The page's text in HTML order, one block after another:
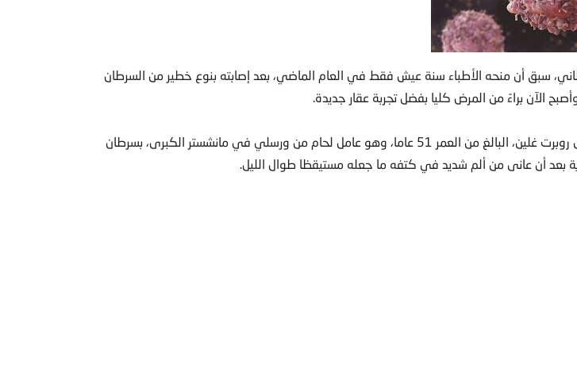
سبق أن منحه الأطباء سنة عيش فقط في العام الماضي، بعد إصابته بنوع خطير من السرطان
الآن براءً من المرض كليا بفضل تجربة عقار جديدة.
فقد تم تشخيص روبرت غلين، البالغ من العمر 51 عاما، وهو عامل لحام من ورسلي في مانشستر الكبرى، بسرطان
بعد أن عانى من ألم شديد في كتفه ما جعله مستيقظا طوال الليل.